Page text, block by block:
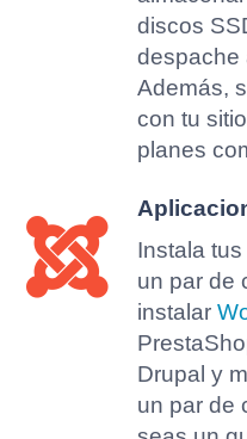
discos
despache
Además,
con tu
planes
Instala
un par de
instalar
Drupal y
un par de